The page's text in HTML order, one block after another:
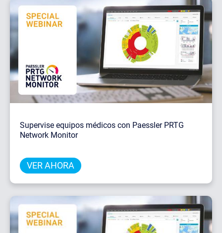
Supervise equipos médicos con Paessler PRTG
Network Monitor
VER AHORA